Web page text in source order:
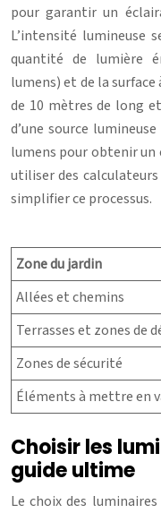
pour garantir un
L’intensité lumineuse
quantité de lumière
lumens) et de la
de 10 mètres de long
d’une source
lumens pour obtenir un
utiliser des
simplifier ce processus.
Zone du jardin
Allées et chemins
Terrasses et zones de
Zones de sécurité
Éléments à mettre en
Choisir les
guide ultime
Le choix des